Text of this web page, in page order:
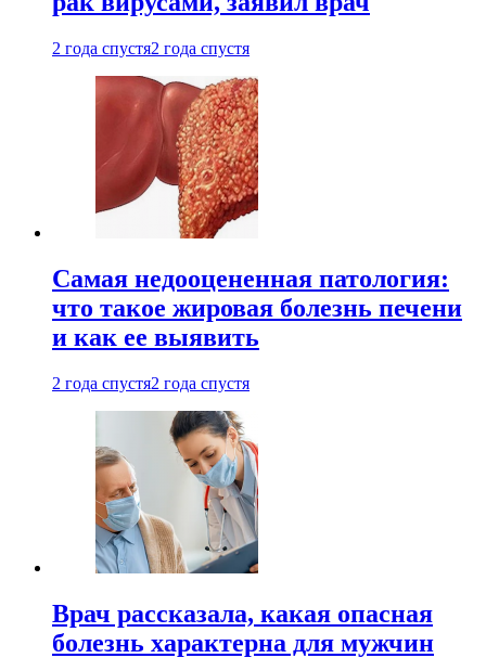
2 года спустя2 года спустя
Самая недооцененная патология:
что такое жировая болезнь печени
и как ее выявить
2 года спустя2 года спустя
Врач рассказала, какая опасная
болезнь характерна для мужчин